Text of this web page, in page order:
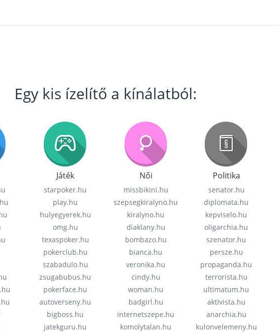
Egy kis ízelítő a kínálatból:
Játék
starpoker.hu
play.hu
hulyegyerek.hu
omg.hu
texaspoker.hu
pokerclub.hu
szabadulo.hu
zsugabubus.hu
pokerface.hu
autoverseny.hu
bigboss.hu
jatekguru.hu
Női
missbikini.hu
szepsegkiralyno.hu
kiralyno.hu
diaklany.hu
bombazo.hu
bianca.hu
veronika.hu
cindy.hu
woman.hu
badgirl.hu
internetszepe.hu
komolytalan.hu
Politika
senator.hu
diplomata.hu
kepviselo.hu
oligarchia.hu
szenator.hu
persze.hu
propaganda.hu
terrorista.hu
ultimatum.hu
aktivista.hu
anarchia.hu
kulonvelemeny.hu